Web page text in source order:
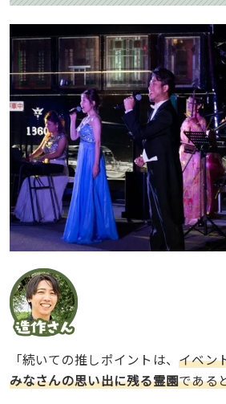
「続いての推しポイントは、イベン
みなさんの思い出に残る霊園である